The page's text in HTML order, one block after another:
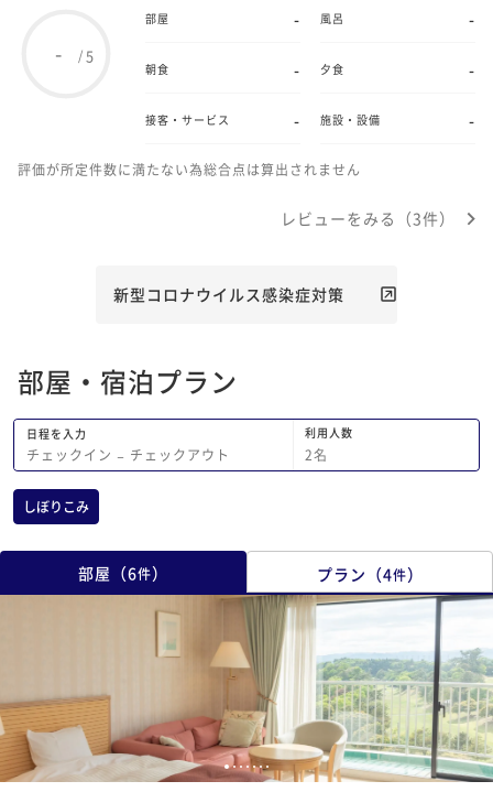
- / 5
部屋 - 風呂 -
朝食 - 夕食 -
接客・サービス - 施設・設備 -
評価が所定件数に満たない為総合点は算出されません
レビューをみる（3件）
新型コロナウイルス感染症対策
部屋・宿泊プラン
日程を入力
チェックイン − チェックアウト
利用人数
2名
しぼりこみ
部屋 （6件） プラン （4件）
1234567